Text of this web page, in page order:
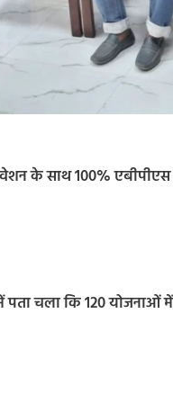
के साथ 100%
पता चला कि 120